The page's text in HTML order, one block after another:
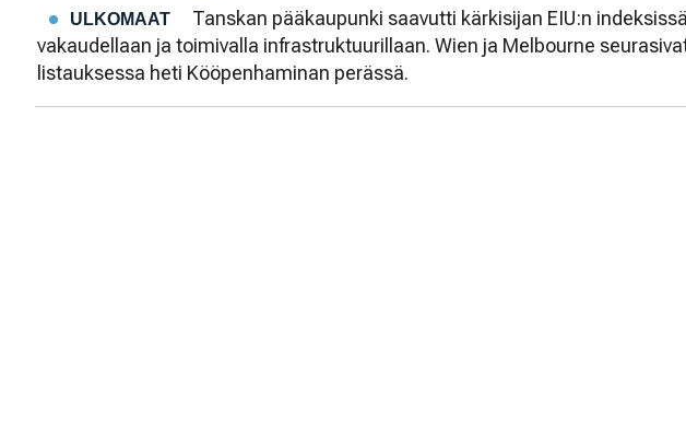
ULKOMAAT
Tanskan pääkaupunki saavutti kärkisijan EIU:n indeksissä
vakaudellaan ja toimivalla infrastruktuurillaan. Wien ja Melbourne
listauksessa heti Kööpenhaminan perässä.